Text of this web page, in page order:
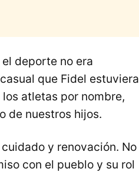
deporte no era
que Fidel estuviera
atletas por nombre,
de nuestros hijos.
y renovación. No
con el pueblo y su rol